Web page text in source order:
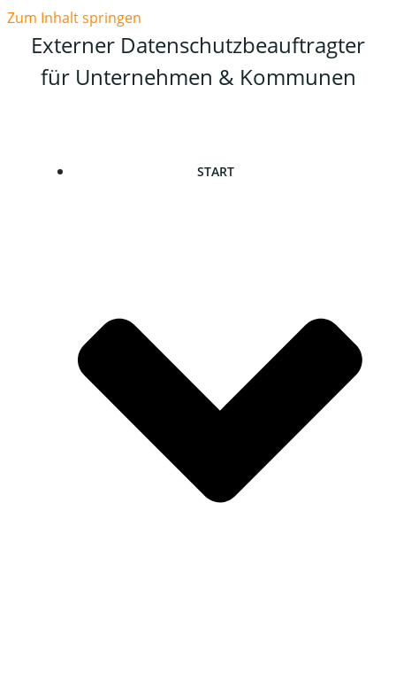
Zum Inhalt springen
Externer Datenschutzbeauftragter
für Unternehmen & Kommunen
START